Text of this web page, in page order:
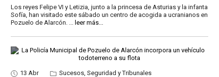
Los reyes Felipe VI y Letizia, junto a la princesa de Asturias y la infanta
Sofía, han visitado este sábado un centro de acogida a ucranianos en
Pozuelo de Alarcón.
leer más...
13 Abr
Sucesos, Seguridad y Tribunales